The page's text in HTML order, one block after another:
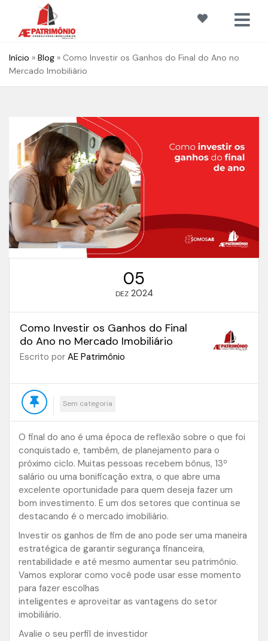
Início » Blog » Como Investir os Ganhos do Final do Ano no
Mercado Imobiliário
05
DEZ 2024
Como Investir os Ganhos do Final
do Ano no Mercado Imobiliário
Escrito por AE Patrimônio
Sem categoria
O final do ano é uma época de reflexão sobre o que foi
conquistado e, também, de planejamento para o
próximo ciclo. Muitas pessoas recebem bônus, 13º
salário ou uma bonificação extra, o que abre uma
excelente oportunidade para quem deseja fazer um
bom investimento. E um dos setores que continua se
destacando é o mercado imobiliário.
Investir os ganhos de fim de ano pode ser uma maneira
estratégica de garantir segurança financeira,
rentabilidade e até mesmo aumentar seu patrimônio.
Vamos explorar como você pode usar esse momento
para fazer escolhas
inteligentes e aproveitar as vantagens do setor
imobiliário.
Avalie o seu perfil de investidor